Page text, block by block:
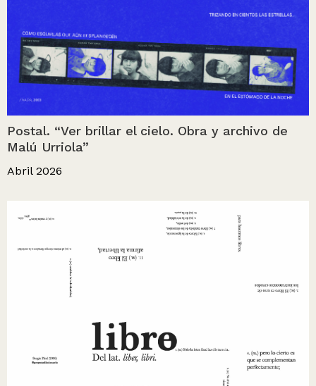
Postal. “Ver brillar el cielo. Obra y archivo de
Malú Urriola”
Abril 2026